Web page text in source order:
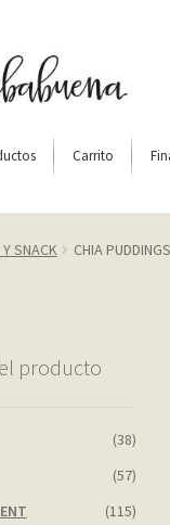
Carrito
CarritoCart
Y SNACK CHIA
producto
(38)
(57)
(115)